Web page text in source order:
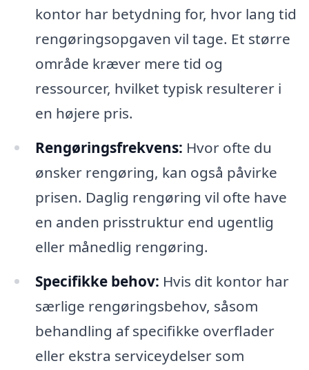
kontor har betydning for, hvor lang tid
rengøringsopgaven vil tage. Et større
område kræver mere tid og
ressourcer, hvilket typisk resulterer i
en højere pris.
Rengøringsfrekvens: Hvor ofte du
ønsker rengøring, kan også påvirke
prisen. Daglig rengøring vil ofte have
en anden prisstruktur end ugentlig
eller månedlig rengøring.
Specifikke behov: Hvis dit kontor har
særlige rengøringsbehov, såsom
behandling af specifikke overflader
eller ekstra serviceydelser som